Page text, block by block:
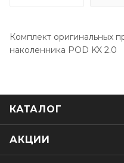
Комплект оригинальных
наколенника POD KX 2.0
КАТАЛОГ
АКЦИИ